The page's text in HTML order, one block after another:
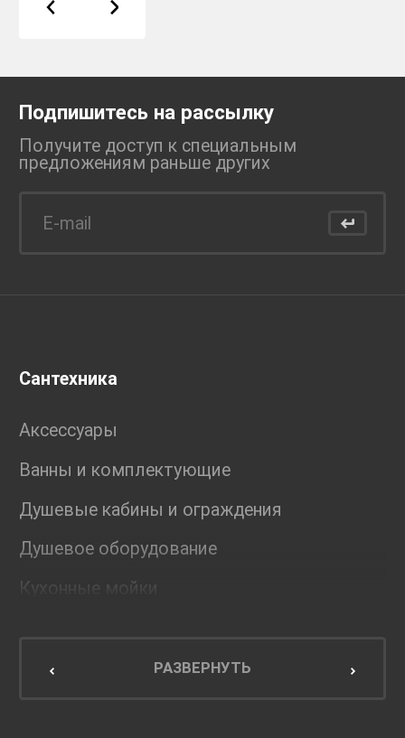
Подпишитесь на рассылку
Получите доступ к специальным
предложениям раньше других
Сантехника
Аксессуары
Ванны и комплектующие
Душевые кабины и ограждения
Душевое оборудование
Кухонные мойки
Мебель для кухниРАЗВЕРНУТЬ